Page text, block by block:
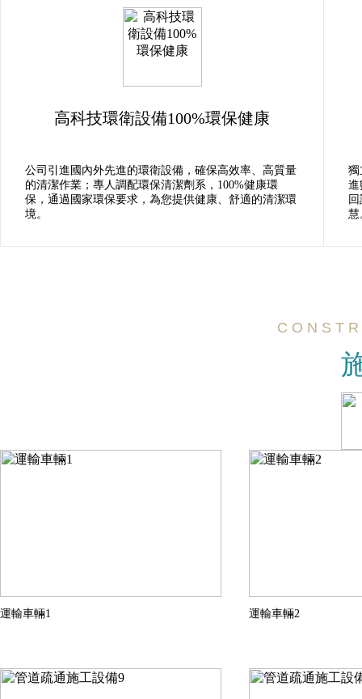
高科技環衛設備100%環保健康
公司引進國內外先進的環衛設備，確保高效率、高質量
的清潔作業；專人調配環保清潔劑系，100%健康環
保，通過國家環保要求，為您提供健康、舒適的清潔環
境。
獨
進
慧
C O N S T
運輸車輛1 運輸車輛2